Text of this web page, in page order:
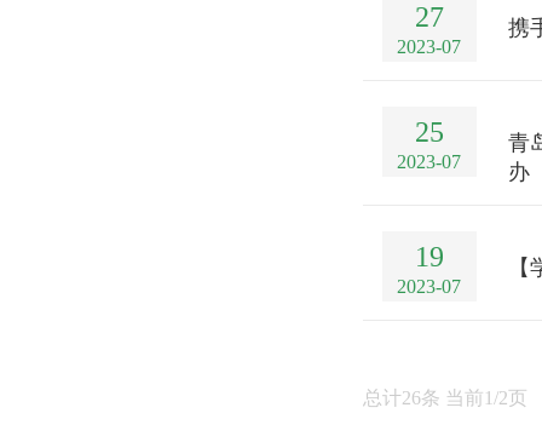
27
2023-07
携
25
2023-07
青
办
19
2023-07
总计26条 当前1/2页